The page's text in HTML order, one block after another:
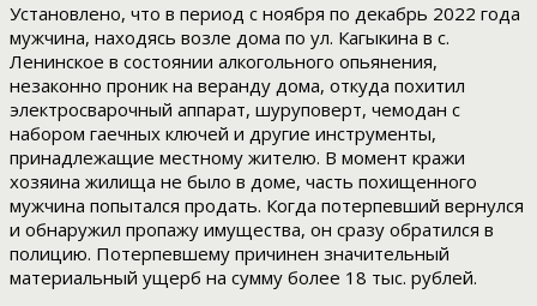
Установлено, что в период с ноября по декабрь 2022 года
мужчина, находясь возле дома по ул. Кагыкина в с.
Ленинское в состоянии алкогольного опьянения,
незаконно проник на веранду дома, откуда похитил
электросварочный аппарат, шуруповерт, чемодан с
набором гаечных ключей и другие инструменты,
принадлежащие местному жителю. В момент кражи
хозяина жилища не было в доме, часть похищенного
мужчина попытался продать. Когда потерпевший вернулся
и обнаружил пропажу имущества, он сразу обратился в
полицию. Потерпевшему причинен значительный
материальный ущерб на сумму более 18 тыс. рублей.